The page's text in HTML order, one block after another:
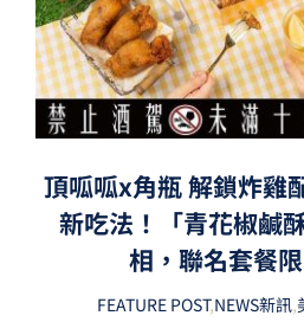
頂呱呱x角瓶 解鎖炸雞
新吃法！「青花椒鹹
相，聯名套餐
FEATURE POST,NEWS新訊,